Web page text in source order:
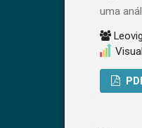
uma